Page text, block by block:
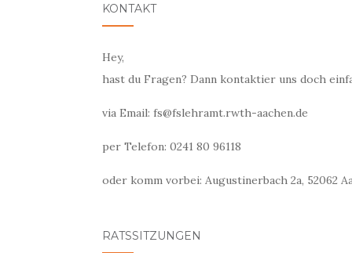
KONTAKT
Hey,
hast du Fragen? Dann kontaktier uns doch
via Email: fs@fslehramt.rwth-aachen.de
per Telefon: 0241 80 96118
oder komm vorbei: Augustinerbach 2a, 52062
RATSSITZUNGEN